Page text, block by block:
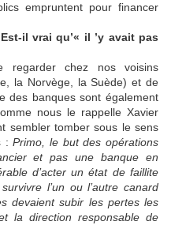
empruntent pour financer
Est-il vrai qu’« il ’y avait pas
chez nos voisins
la Norvège, la Suède) et de
des banques sont également
nous le rappelle Xavier
sembler tomber sous le sens
:Primo, le but des opérations
et pas une banque en
d’acter un état de faillite
l’un ou l’autre canard
devaient subir les pertes les
la direction responsable de